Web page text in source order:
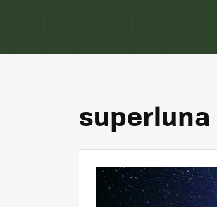
superluna